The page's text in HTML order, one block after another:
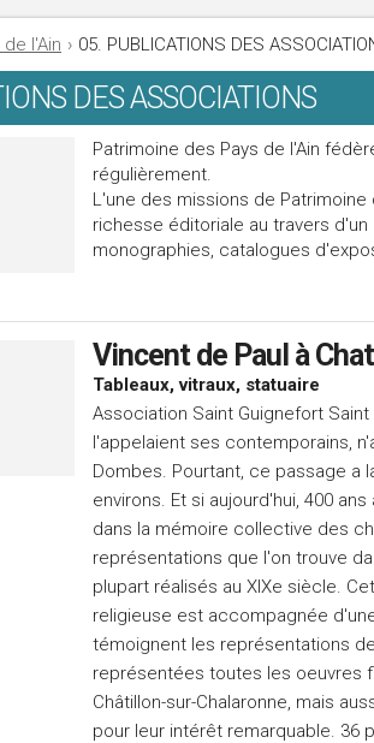
l'Ain › 05. PUBLICATIONS DES
DES ASSOCIATIONS
Patrimoine des Pays de l'Ain
régulièrement.
L'une des missions de
richesse éditoriale au travers
monographies, catalogues
Vincent de Paul à
Tableaux, vitraux, statuaire
Association Saint Guignefort
l'appelaient ses contemporains,
Dombes. Pourtant, ce passage a
environs. Et si aujourd'hui, 400
dans la mémoire collective des
représentations que l'on trouve
plupart réalisés au XIXe siècle.
religieuse est accompagnée
témoignent les représentations
représentées toutes les oeuvres
Châtillon-sur-Chalaronne, mais
pour leur intérêt remarquable. 36